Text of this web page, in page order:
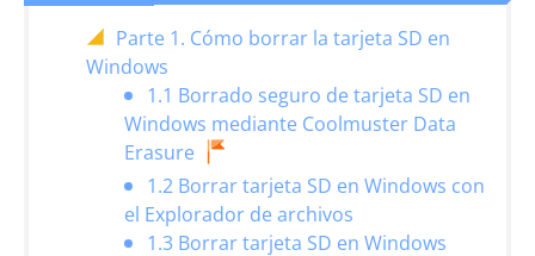
Parte 1. Cómo borrar la tarjeta SD en
Windows
1.1 Borrado seguro de tarjeta SD en
Windows mediante Coolmuster Data
Erasure
1.2 Borrar tarjeta SD en Windows con
el Explorador de archivos
1.3 Borrar tarjeta SD en Windows